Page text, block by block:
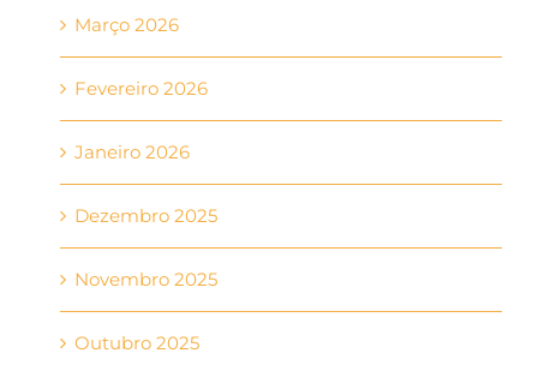
Março 2026
Fevereiro 2026
Janeiro 2026
Dezembro 2025
Novembro 2025
Outubro 2025